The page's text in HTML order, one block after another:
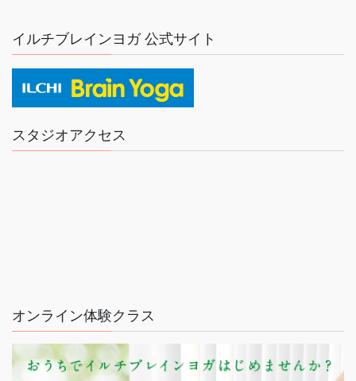
イルチブレインヨガ 公式サイト
スタジオアクセス
オンライン体験クラス